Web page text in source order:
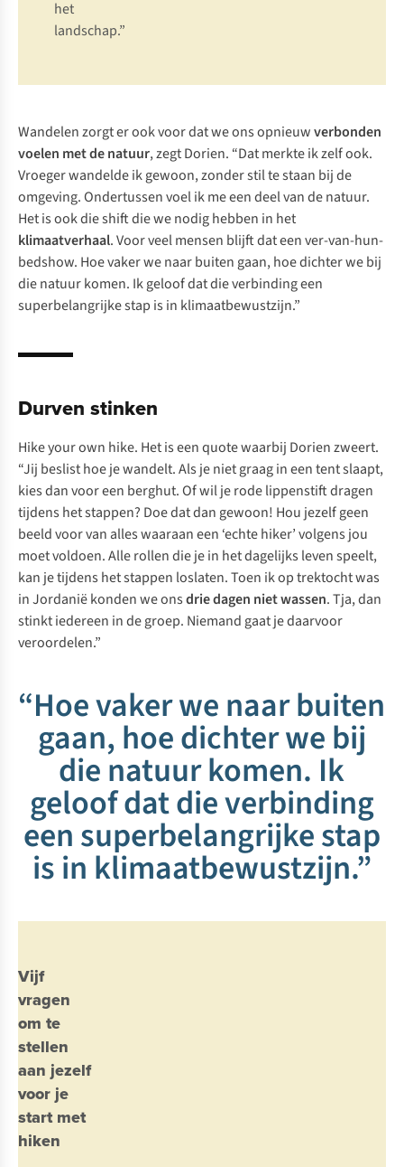
het
landschap.”
Wandelen zorgt er ook voor dat we ons opnieuwverbonden
voelen met de natuur, zegt Dorien. “Dat merkte ik zelf ook.
Vroeger wandelde ik gewoon, zonder stil te staan bij de
omgeving. Ondertussen voel ik me een deel van de natuur.
Het is ook die shift die we nodig hebben in het
klimaatverhaal. Voor veel mensen blijft dat een ver-van-hun-
bedshow. Hoe vaker we naar buiten gaan, hoe dichter we bij
die natuur komen. Ik geloof dat die verbinding een
superbelangrijke stap is in klimaatbewustzijn.”
Durven stinken
Hike your own hike. Het is een quote waarbij Dorien zweert.
“Jij beslist hoe je wandelt. Als je niet graag in een tent slaapt,
kies dan voor een berghut. Of wil je rode lippenstift dragen
tijdens het stappen? Doe dat dan gewoon! Hou jezelf geen
beeld voor van alles waaraan een ‘echte hiker’ volgens jou
moet voldoen. Alle rollen die je in het dagelijks leven speelt,
kan je tijdens het stappen loslaten. Toen ik op trektocht was
in Jordanië konden we onsdrie dagen niet wassen. Tja, dan
stinkt iedereen in de groep. Niemand gaat je daarvoor
veroordelen.”
“Hoe vaker we naar buiten
gaan, hoe dichter we bij
die natuur komen. Ik
geloof dat die verbinding
een superbelangrijke stap
is in klimaatbewustzijn.”
Vijf
vragen
om te
stellen
aan jezelf
voor je
start met
hiken